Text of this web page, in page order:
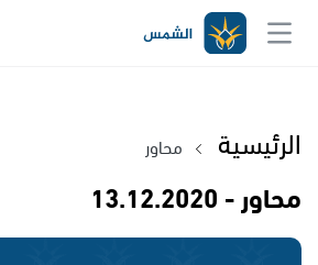
الرئيسية محاور
محاور - 13.12.2020